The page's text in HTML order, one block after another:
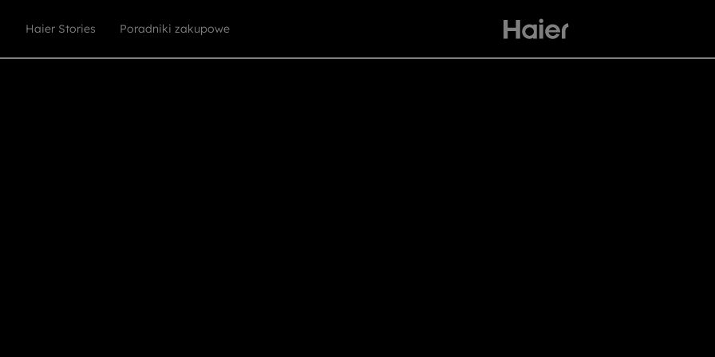
Haier Stories Poradniki zakupowe